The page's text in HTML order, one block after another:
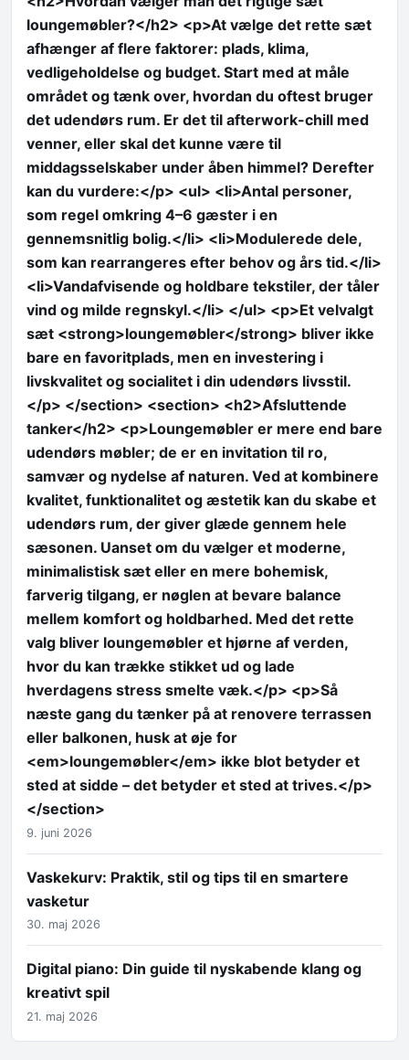
loungemøbler?</h2> <p>At vælge det rette sæt
afhænger af flere faktorer: plads, klima,
vedligeholdelse og budget. Start med at måle
området og tænk over, hvordan du oftest bruger
det udendørs rum. Er det til afterwork-chill med
venner, eller skal det kunne være til
middagsselskaber under åben himmel? Derefter
kan du vurdere:</p> <ul> <li>Antal personer,
som regel omkring 4–6 gæster i en
gennemsnitlig bolig.</li> <li>Modulerede dele,
som kan rearrangeres efter behov og års tid.</li>
<li>Vandafvisende og holdbare tekstiler, der tåler
vind og milde regnskyl.</li> </ul> <p>Et velvalgt
sæt <strong>loungemøbler</strong> bliver ikke
bare en favoritplads, men en investering i
livskvalitet og socialitet i din udendørs livsstil.
</p> </section> <section> <h2>Afsluttende
tanker</h2> <p>Loungemøbler er mere end bare
udendørs møbler; de er en invitation til ro,
samvær og nydelse af naturen. Ved at kombinere
kvalitet, funktionalitet og æstetik kan du skabe et
udendørs rum, der giver glæde gennem hele
sæsonen. Uanset om du vælger et moderne,
minimalistisk sæt eller en mere bohemisk,
farverig tilgang, er nøglen at bevare balance
mellem komfort og holdbarhed. Med det rette
valg bliver loungemøbler et hjørne af verden,
hvor du kan trække stikket ud og lade
hverdagens stress smelte væk.</p> <p>Så
næste gang du tænker på at renovere terrassen
eller balkonen, husk at øje for
<em>loungemøbler</em> ikke blot betyder et
sted at sidde – det betyder et sted at trives.</p>
</section>
9. juni 2026
Vaskekurv: Praktik, stil og tips til en smartere
vasketur
30. maj 2026
Digital piano: Din guide til nyskabende klang og
kreativt spil
21. maj 2026